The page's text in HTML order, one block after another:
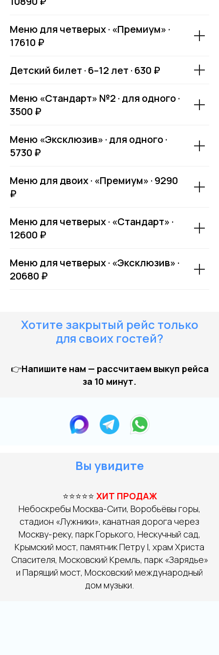
Меню для четверых · «Премиум» ·
17610 ₽
Детский билет · 6–12 лет · 630 ₽
Меню «Стандарт» №2 · для одного ·
3500 ₽
Меню «Эксклюзив» · для одного ·
5730 ₽
Меню для двоих · «Премиум» · 9290
₽
Меню для четверых · «Стандарт» ·
12600 ₽
Меню для четверых · «Эксклюзив» ·
20680 ₽
Хотите закрытый рейс только
для своих гостей?
👉Напишите нам — рассчитаем выкуп рейса
за 10 минут.
Вы увидите
⭐⭐⭐⭐⭐ ХИТ ПРОДАЖ
Небоскребы Москва-Сити, Воробьёвы горы,
стадион «Лужники», канатная дорога через
Москву-реку, парк Горького, Нескучный сад,
Крымский мост, памятник Петру I, храм Христа
Спасителя, Московский Кремль, парк «Зарядье»
и Парящий мост, Московский международный
дом музыки.